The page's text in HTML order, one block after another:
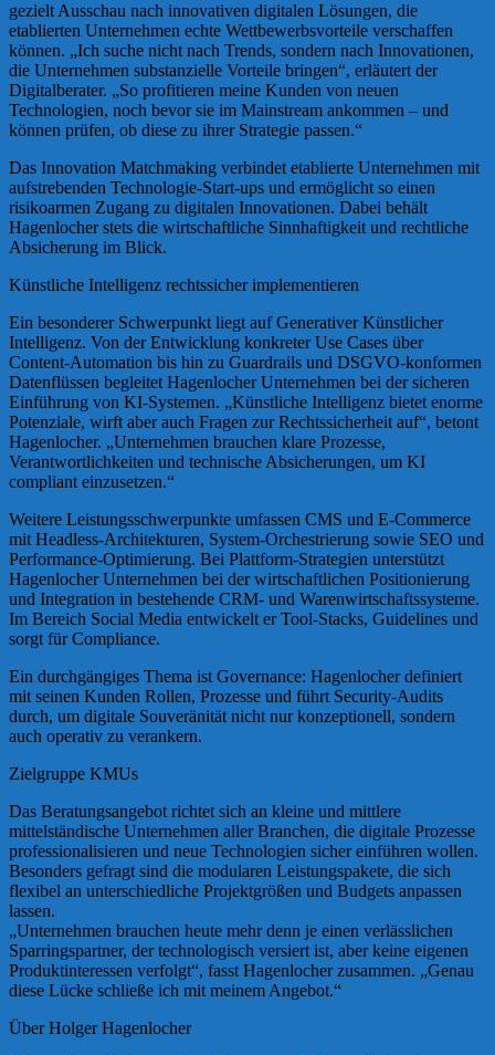
gezielt Ausschau nach innovativen digitalen Lösungen, die
etablierten Unternehmen echte Wettbewerbsvorteile verschaffen
können. „Ich suche nicht nach Trends, sondern nach Innovationen,
die Unternehmen substanzielle Vorteile bringen“, erläutert der
Digitalberater. „So profitieren meine Kunden von neuen
Technologien, noch bevor sie im Mainstream ankommen – und
können prüfen, ob diese zu ihrer Strategie passen.“
Das Innovation Matchmaking verbindet etablierte Unternehmen mit
aufstrebenden Technologie-Start-ups und ermöglicht so einen
risikoarmen Zugang zu digitalen Innovationen. Dabei behält
Hagenlocher stets die wirtschaftliche Sinnhaftigkeit und rechtliche
Absicherung im Blick.
Künstliche Intelligenz rechtssicher implementieren
Ein besonderer Schwerpunkt liegt auf Generativer Künstlicher
Intelligenz. Von der Entwicklung konkreter Use Cases über
Content-Automation bis hin zu Guardrails und DSGVO-konformen
Datenflüssen begleitet Hagenlocher Unternehmen bei der sicheren
Einführung von KI-Systemen. „Künstliche Intelligenz bietet enorme
Potenziale, wirft aber auch Fragen zur Rechtssicherheit auf“, betont
Hagenlocher. „Unternehmen brauchen klare Prozesse,
Verantwortlichkeiten und technische Absicherungen, um KI
compliant einzusetzen.“
Weitere Leistungsschwerpunkte umfassen CMS und E-Commerce
mit Headless-Architekturen, System-Orchestrierung sowie SEO und
Performance-Optimierung. Bei Plattform-Strategien unterstützt
Hagenlocher Unternehmen bei der wirtschaftlichen Positionierung
und Integration in bestehende CRM- und Warenwirtschaftssysteme.
Im Bereich Social Media entwickelt er Tool-Stacks, Guidelines und
sorgt für Compliance.
Ein durchgängiges Thema ist Governance: Hagenlocher definiert
mit seinen Kunden Rollen, Prozesse und führt Security-Audits
durch, um digitale Souveränität nicht nur konzeptionell, sondern
auch operativ zu verankern.
Zielgruppe KMUs
Das Beratungsangebot richtet sich an kleine und mittlere
mittelständische Unternehmen aller Branchen, die digitale Prozesse
professionalisieren und neue Technologien sicher einführen wollen.
Besonders gefragt sind die modularen Leistungspakete, die sich
flexibel an unterschiedliche Projektgrößen und Budgets anpassen
lassen.
„Unternehmen brauchen heute mehr denn je einen verlässlichen
Sparringspartner, der technologisch versiert ist, aber keine eigenen
Produktinteressen verfolgt“, fasst Hagenlocher zusammen. „Genau
diese Lücke schließe ich mit meinem Angebot.“
Über Holger Hagenlocher